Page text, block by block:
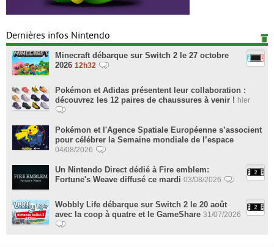
Dernières infos Nintendo
Minecraft débarque sur Switch 2 le 27 octobre
2026 12h32
Pokémon et Adidas présentent leur collaboration :
découvrez les 12 paires de chaussures à venir ! hier
Pokémon et l'Agence Spatiale Européenne s’associent
pour célébrer la Semaine mondiale de l’espace
04/08/2026
Un Nintendo Direct dédié à Fire emblem:
Fortune's Weave diffusé ce mardi 03/08/2026
Wobbly Life débarque sur Switch 2 le 20 août
avec la coop à quatre et le GameShare 31/07/2026